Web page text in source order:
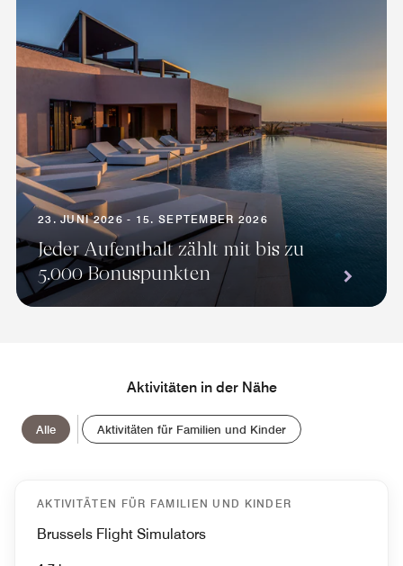
23. JUNI 2026 - 15. SEPTEMBER 2026
Jeder Aufenthalt zählt mit bis zu
5.000 Bonuspunkten
Aktivitäten in der Nähe
Alle Aktivitäten für Familien und Kinder
AKTIVITÄTEN FÜR FAMILIEN UND KINDER
Brussels Flight Simulators